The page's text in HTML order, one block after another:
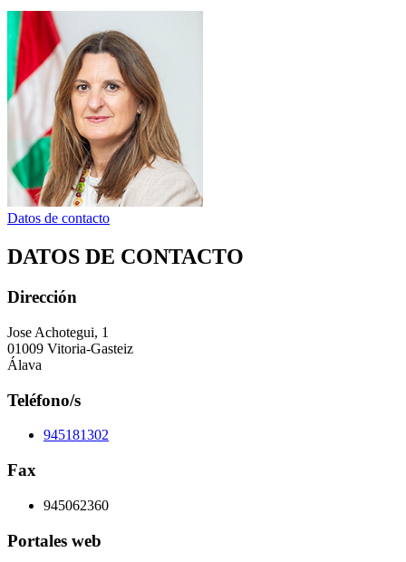
Datos de contacto
DATOS DE CONTACTO
Dirección
Jose Achotegui, 1
01009 Vitoria-Gasteiz
Álava
Teléfono/s
945181302
Fax
945062360
Portales web